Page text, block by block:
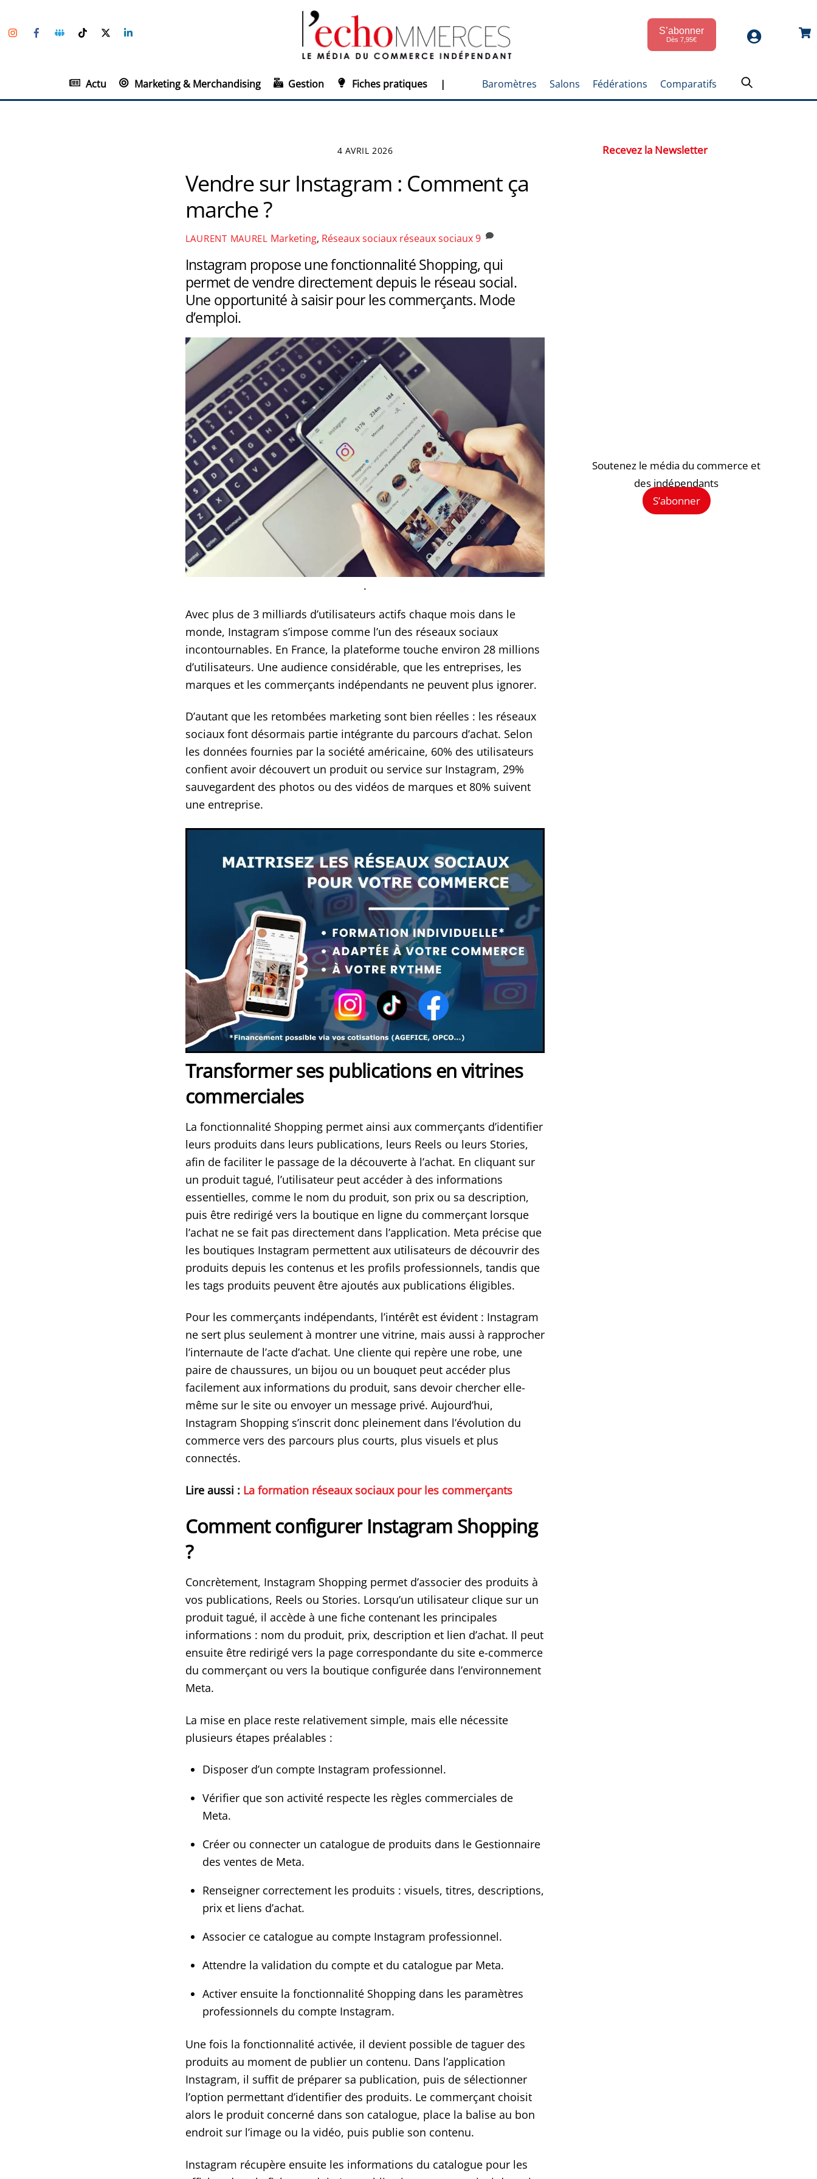
to
InstagramFacebookGroupe
Facebook
TikTokTwitter S’abonner
Dès 7,95€
Actu Marketing & Merchandising Gestion Fiches pratiques | Baromètres Salons Fédérations Comparatifs
4 AVRIL 2026
Vendre sur Instagram : Comment ça
marche ?
LAURENT MAUREL Marketing, Réseaux sociaux réseaux sociaux9
Instagram propose une fonctionnalité Shopping, qui
permet de vendre directement depuis le réseau social.
Une opportunité à saisir pour les commerçants. Mode
d’emploi.
.
Avec plus de 3 milliards d’utilisateurs actifs chaque mois dans le
monde, Instagram s’impose comme l’un des réseaux sociaux
incontournables. En France, la plateforme touche environ 28 millions
d’utilisateurs. Une audience considérable, que les entreprises, les
marques et les commerçants indépendants ne peuvent plus ignorer.
D’autant que les retombées marketing sont bien réelles : les réseaux
sociaux font désormais partie intégrante du parcours d’achat. Selon
les données fournies par la société américaine, 60% des utilisateurs
confient avoir découvert un produit ou service sur Instagram, 29%
sauvegardent des photos ou des vidéos de marques et 80% suivent
une entreprise.
Transformer ses publications en vitrines
commerciales
La fonctionnalité Shopping permet ainsi aux commerçants d’identifier
leurs produits dans leurs publications, leurs Reels ou leurs Stories,
afin de faciliter le passage de la découverte à l’achat. En cliquant sur
un produit tagué, l’utilisateur peut accéder à des informations
essentielles, comme le nom du produit, son prix ou sa description,
puis être redirigé vers la boutique en ligne du commerçant lorsque
l’achat ne se fait pas directement dans l’application. Meta précise que
les boutiques Instagram permettent aux utilisateurs de découvrir des
produits depuis les contenus et les profils professionnels, tandis que
les tags produits peuvent être ajoutés aux publications éligibles.
Pour les commerçants indépendants, l’intérêt est évident : Instagram
ne sert plus seulement à montrer une vitrine, mais aussi à rapprocher
l’internaute de l’acte d’achat. Une cliente qui repère une robe, une
paire de chaussures, un bijou ou un bouquet peut accéder plus
facilement aux informations du produit, sans devoir chercher elle-
même sur le site ou envoyer un message privé. Aujourd’hui,
Instagram Shopping s’inscrit donc pleinement dans l’évolution du
commerce vers des parcours plus courts, plus visuels et plus
connectés.
Lire aussi : La formation réseaux sociaux pour les commerçants
Comment configurer Instagram Shopping
?
Concrètement, Instagram Shopping permet d’associer des produits à
vos publications, Reels ou Stories. Lorsqu’un utilisateur clique sur un
produit tagué, il accède à une fiche contenant les principales
informations : nom du produit, prix, description et lien d’achat. Il peut
ensuite être redirigé vers la page correspondante du site e-commerce
du commerçant ou vers la boutique configurée dans l’environnement
Meta.
La mise en place reste relativement simple, mais elle nécessite
plusieurs étapes préalables :
Disposer d’un compte Instagram professionnel.
Vérifier que son activité respecte les règles commerciales de
Meta.
Créer ou connecter un catalogue de produits dans le Gestionnaire
des ventes de Meta.
Renseigner correctement les produits : visuels, titres, descriptions,
prix et liens d’achat.
Associer ce catalogue au compte Instagram professionnel.
Attendre la validation du compte et du catalogue par Meta.
Activer ensuite la fonctionnalité Shopping dans les paramètres
professionnels du compte Instagram.
Une fois la fonctionnalité activée, il devient possible de taguer des
produits au moment de publier un contenu. Dans l’application
Instagram, il suffit de préparer sa publication, puis de sélectionner
l’option permettant d’identifier des produits. Le commerçant choisit
alors le produit concerné dans son catalogue, place la balise au bon
endroit sur l’image ou la vidéo, puis publie son contenu.
Instagram récupère ensuite les informations du catalogue pour les
Recevez la Newsletter
Soutenez le média du commerce et
des indépendants
S’abonner